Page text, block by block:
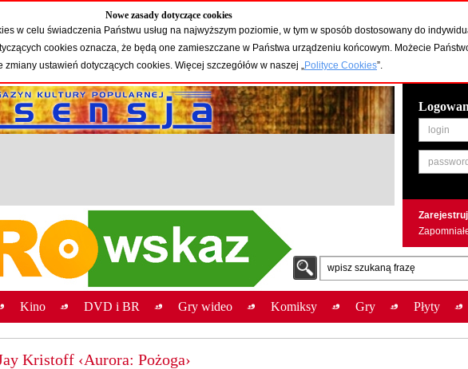
Nowe zasady dotyczące cookies
w celu świadczenia Państwu usług na najwyższym poziomie, w tym w sposób dostosowany do
cookies oznacza, że będą one zamieszczane w Państwa urządzeniu końcowym. Możecie
zmiany ustawień dotyczących cookies. Więcej szczegółów w naszej „Polityce Cookies”.
login
password
wpisz szukaną frazę
Kino DVD i BR Gry wideo Komiksy Gry Płyty
Kristoff ‹Aurora: Pożoga›